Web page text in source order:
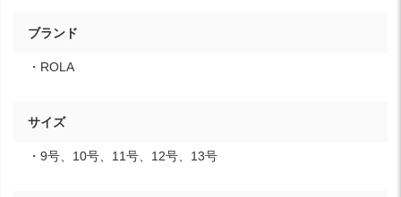
ブランド
・ROLA
サイズ
・9号、10号、11号、12号、13号